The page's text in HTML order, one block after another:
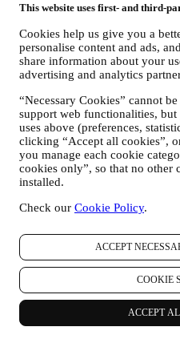
This website uses first- and third-
Cookies help us give you a
personalise content and ads,
share information about your
advertising and analytics
“Necessary Cookies” cannot
support web functionalities,
uses above (preferences,
clicking “Accept all cookies”,
you manage each cookie
cookies only”, so that no other
installed.
Check our Cookie Policy.
ACCEPT
COOKIE
ACCEPT
om gepersonaliseerde
ontvangen. De keuze om
uitgeoefend op de plaatsen
verzameld door het juiste
een Le Creuset-account
van de Website.Afmelden
marketingcommunicatie of
stopzetten via de
weergegeven (om u
nieuwsbrief kunt u klikken
mail). Als u een Le Creuset
uw marketingvoorkeuren
marketingactiviteiten wilt
afmelding zo spoedig
afmelding volledig is
Weet dat wij uw
persoonsgegevens niet
bedrijven voor hun
RE-TARGETING / OM
TE PASSEN EN DE
VERBETEREN